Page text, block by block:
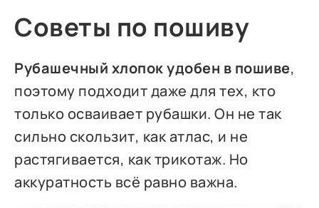
Советы по пошиву
Рубашечный хлопок удобен в пошиве,
поэтому подходит даже для тех, кто
только осваивает рубашки. Он не так
сильно скользит, как атлас, и не
растягивается, как трикотаж. Но
аккуратность всё равно важна.